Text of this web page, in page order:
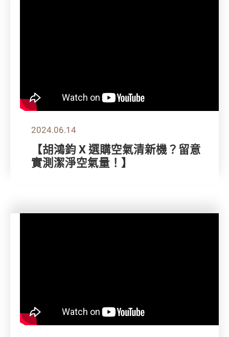
2024.06.14
【胡鴻鈞 X 選購空氣清新機？留意
實測潔淨空氣量！】